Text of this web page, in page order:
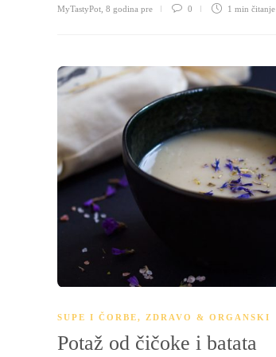
MyTastyPot 8 godina pre 0 1 min čitanje
SUPE I ČORBE, ZDRAVO & ORGANSKI
Potaž od čičoke i batata